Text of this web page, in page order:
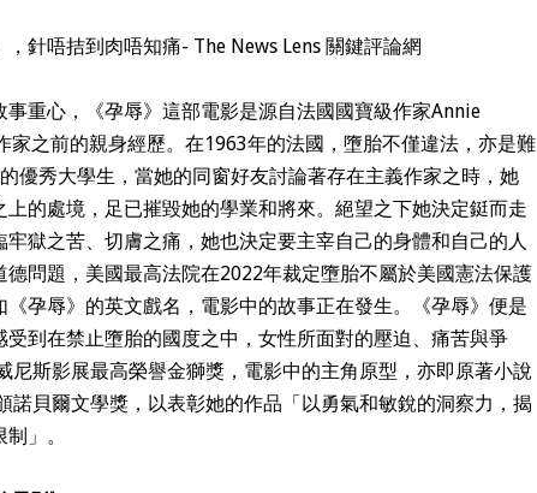
重心，《孕辱》這部電影是源自法國國寶級作家Annie
家之前的親身經歷。在1963年的法國，墮胎不僅違法，亦是難
優秀大學生，當她的同窗好友討論著存在主義作家之時，她
的處境，足已摧毀她的學業和將來。絕望之下她決定鋌而走
獄之苦、切膚之痛，她也決定要主宰自己的身體和自己的人
問題，美國最高法院在2022年裁定墮胎不屬於美國憲法保護
孕辱》的英文戲名，電影中的故事正在發生。《孕辱》便是
到在禁止墮胎的國度之中，女性所面對的壓迫、痛苦與爭
尼斯影展最高榮譽金獅獎，電影中的主角原型，亦即原著小說
諾貝爾文學獎，以表彰她的作品「以勇氣和敏銳的洞察力，揭
」。